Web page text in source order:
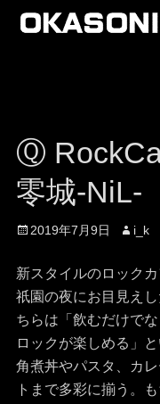
Ⓠ
零城-NiL-
投
日
2019年7月9日
投
者
i_k
新スタイルのロック
祇園の夜にお目見え
ちらは「飲むだけで
ロックが楽しめる」
角煮丼やパスタ、カ
トまで多彩に揃う。